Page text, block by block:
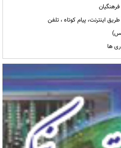
اینترنت، پیام کوتاه ، تلفن
ها